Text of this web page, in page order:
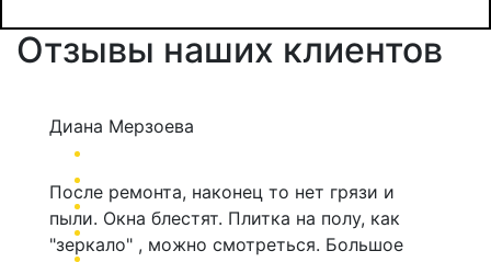
Отзывы наших клиентов
После ремонта, наконец то нет грязи и
пыли. Окна блестят. Плитка на полу, как
"зеркало" , можно смотреться. Большое
Диана Мерзоева